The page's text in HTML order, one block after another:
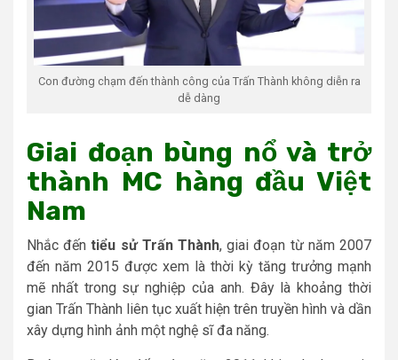
Con đường chạm đến thành công của Trấn Thành không diễn ra
dễ dàng
Giai đoạn bùng nổ và trở
thành MC hàng đầu Việt
Nam
Nhắc đếntiểu sử Trấn Thành, giai đoạn từ năm 2007
đến năm 2015 được xem là thời kỳ tăng trưởng mạnh
mẽ nhất trong sự nghiệp của anh. Đây là khoảng thời
gian Trấn Thành liên tục xuất hiện trên truyền hình và dần
xây dựng hình ảnh một nghệ sĩ đa năng.